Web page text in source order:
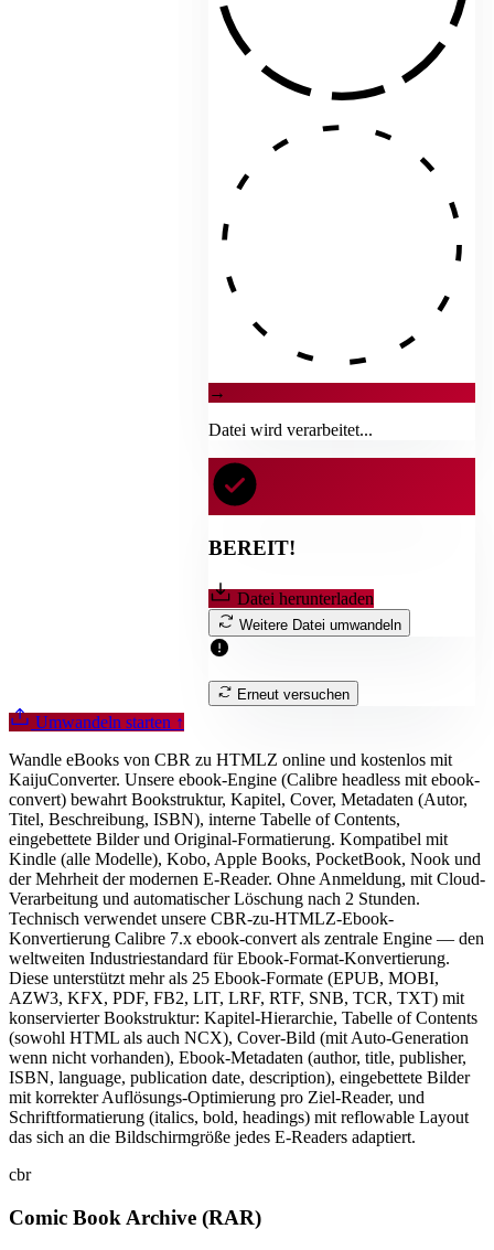
→
Datei wird verarbeitet...
BEREIT!
Datei herunterladen
Weitere Datei umwandeln
Erneut versuchen
Umwandeln starten ↑
Wandle eBooks von CBR zu HTMLZ online und kostenlos mit
KaijuConverter. Unsere ebook-Engine (Calibre headless mit ebook-
convert) bewahrt Bookstruktur, Kapitel, Cover, Metadaten (Autor,
Titel, Beschreibung, ISBN), interne Tabelle of Contents,
eingebettete Bilder und Original-Formatierung. Kompatibel mit
Kindle (alle Modelle), Kobo, Apple Books, PocketBook, Nook und
der Mehrheit der modernen E-Reader. Ohne Anmeldung, mit Cloud-
Verarbeitung und automatischer Löschung nach 2 Stunden.
Technisch verwendet unsere CBR-zu-HTMLZ-Ebook-
Konvertierung Calibre 7.x ebook-convert als zentrale Engine — den
weltweiten Industriestandard für Ebook-Format-Konvertierung.
Diese unterstützt mehr als 25 Ebook-Formate (EPUB, MOBI,
AZW3, KFX, PDF, FB2, LIT, LRF, RTF, SNB, TCR, TXT) mit
konservierter Bookstruktur: Kapitel-Hierarchie, Tabelle of Contents
(sowohl HTML als auch NCX), Cover-Bild (mit Auto-Generation
wenn nicht vorhanden), Ebook-Metadaten (author, title, publisher,
ISBN, language, publication date, description), eingebettete Bilder
mit korrekter Auflösungs-Optimierung pro Ziel-Reader, und
Schriftformatierung (italics, bold, headings) mit reflowable Layout
das sich an die Bildschirmgröße jedes E-Readers adaptiert.
cbr
Comic Book Archive (RAR)